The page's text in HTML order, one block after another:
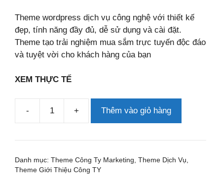
Theme wordpress dịch vụ công nghệ với thiết kế
đẹp, tính năng đầy đủ, dễ sử dụng và cài đặt.
Theme tạo trải nghiệm mua sắm trực tuyến độc đáo
và tuyệt vời cho khách hàng của bạn
XEM THỰC TẾ
-
Theme
dịch
công
+ Thêm vào giỏ hàng
Danh mục: Theme Công Ty Marketing Theme Dịch Vụ
Theme Giới Thiệu Công TY